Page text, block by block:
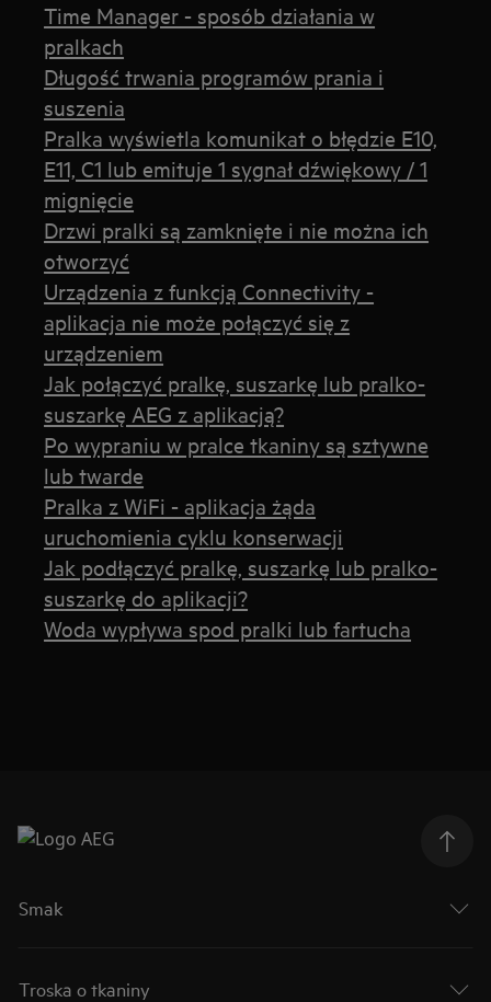
Time Manager - sposób działania w
pralkach
Długość trwania programów prania i
suszenia
Pralka wyświetla komunikat o błędzie E10,
E11, C1 lub emituje 1 sygnał dźwiękowy / 1
mignięcie
Drzwi pralki są zamknięte i nie można ich
otworzyć
Urządzenia z funkcją Connectivity -
aplikacja nie może połączyć się z
urządzeniem
Jak połączyć pralkę, suszarkę lub pralko-
suszarkę AEG z aplikacją?
Po wypraniu w pralce tkaniny są sztywne
lub twarde
Pralka z WiFi - aplikacja żąda
uruchomienia cyklu konserwacji
Jak podłączyć pralkę, suszarkę lub pralko-
suszarkę do aplikacji?
Woda wypływa spod pralki lub fartucha
Smak
Troska o tkaniny